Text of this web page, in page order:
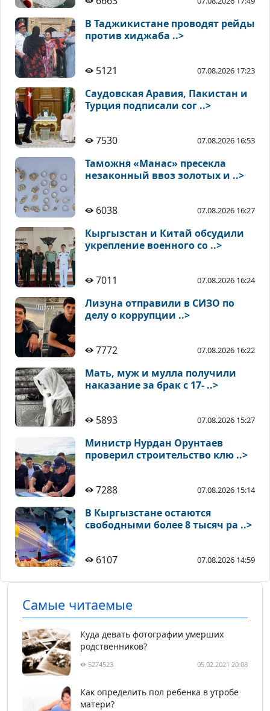
В Таджикистане проводят рейды
против хиджаба ..>
5121 07.08.2026 17:23
Саудовская Аравия, Пакистан и
Турция подписали сог ..>
7530 07.08.2026 16:53
Таможня «Манас» пресекла
незаконный ввоз золотых и ..>
6038 07.08.2026 16:27
Кыргызстан и Китай обсудили
укрепление военного со ..>
7011 07.08.2026 16:24
Лизуна отправили в СИЗО по
делу о коррупции ..>
7772 07.08.2026 16:22
Мать, муж и мулла получили
наказание за брак с 17- ..>
5893 07.08.2026 15:27
Министр Нурдан Орунтаев
проверил строительство клю ..>
7288 07.08.2026 15:14
В Кыргызстане остаются
свободными более 8 тысяч ра ..>
6107 07.08.2026 14:59
Самые читаемые
Куда девать фотографии умерших
родственников?
5274523 05.02.2021 20:08
Как определить пол ребенка в утробе
матери?